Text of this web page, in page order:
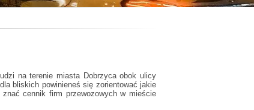
na terenie miasta Dobrzyca obok ulicy
bliskich powinieneś się zorientować jakie
cennik firm przewozowych w mieście